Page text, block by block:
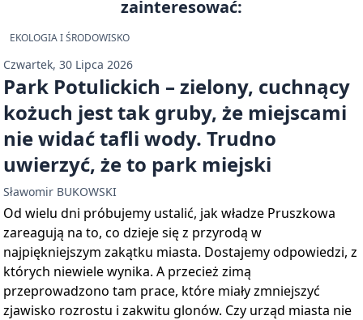
zainteresować:
EKOLOGIA I ŚRODOWISKO
Czwartek, 30 Lipca 2026
Park Potulickich – zielony, cuchnący
kożuch jest tak gruby, że miejscami
nie widać tafli wody. Trudno
uwierzyć, że to park miejski
Sławomir BUKOWSKI
Od wielu dni próbujemy ustalić, jak władze Pruszkowa
zareagują na to, co dzieje się z przyrodą w
najpiękniejszym zakątku miasta. Dostajemy odpowiedzi, z
których niewiele wynika. A przecież zimą
przeprowadzono tam prace, które miały zmniejszyć
zjawisko rozrostu i zakwitu glonów. Czy urząd miasta nie